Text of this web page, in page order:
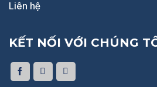
Liên hệ
KẾT NỐI VỚI CHÚNG